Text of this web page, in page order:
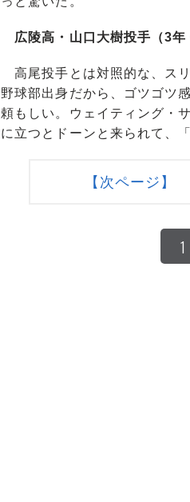
広陵高・山口大樹投手（3年
高尾投手とは対照的な、ス
野球部出身だから、ゴツゴツ
頼もしい。ウェイティング・
に立つとドーンと来られて、
【次ページ】
1